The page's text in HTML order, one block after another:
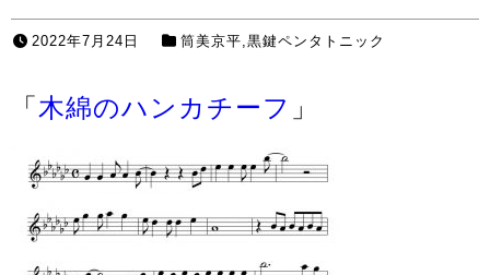
2022年7月24日 筒美京平,黒鍵ペンタトニック
「 木綿のハンカチーフ 」